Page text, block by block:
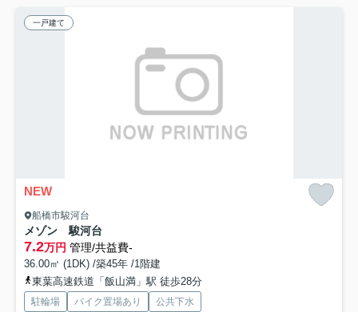
一戸建て
NEW
船橋市駿河台
メゾン 駿河台
7.2万円 管理/共益費-
36.00㎡ (1DK) /築45年 /1階建
東葉高速鉄道「飯山満」駅 徒歩28分
駐輪場 バイク置場あり 公共下水